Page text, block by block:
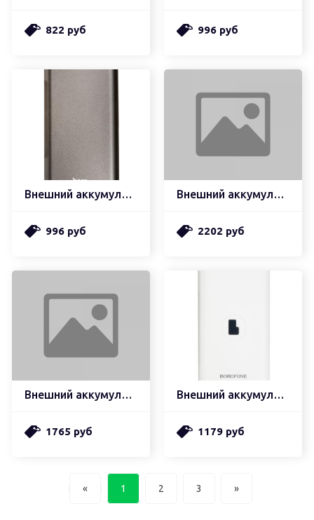
822 руб 996 руб
Внешний аккумулятор hoco j68 resourceful 5v, 2.0a, 10000mah, серый
996 руб
Внешний аккумулятор borofone bj11 rider power bank быстрая зарядка (30000mah), белый
2202 руб
Внешний аккумулятор hoco q1 kraft быстрая зарядка qc3.0, pd20, usb-a 22,5w (10000mah), черный
1765 руб
Внешний аккумулятор borofone bt31 winner беспроводная зарядка 5w power bank (10000mah), белый
1179 руб
« 1 2 3 »